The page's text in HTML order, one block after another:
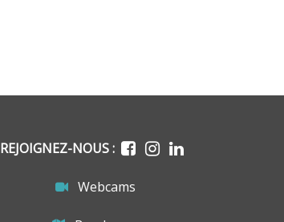
REJOIGNEZ-NOUS :
Webcams